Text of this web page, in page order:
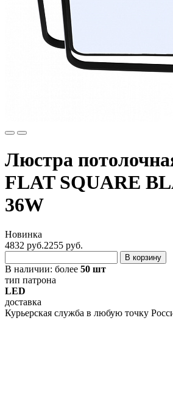
Люстра
FLAT SQUARE
36W
Новинка
4832 руб.2255 руб.
В корзину
В наличии: более 50 шт
тип патрона
LED
доставка
Курьерская служба в любую точку